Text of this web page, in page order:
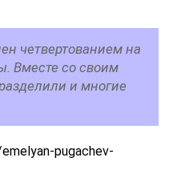
четвертованием на
Вместе со своим
и многие
pugachev-